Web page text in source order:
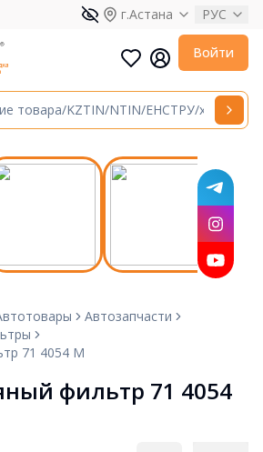
г.Астана РУС
Войти
Автозапчасти
71 4054 M
фильтр 71 4054